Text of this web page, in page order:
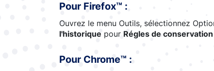
Pour Firefox™ :
Ouvrez le menu Outils, sélectionnez
l'historique pour Régles de conservation
Pour Chrome™ :